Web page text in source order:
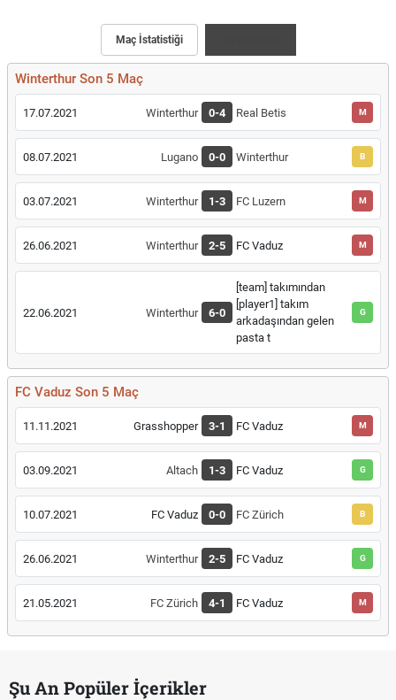
Maç İstatistiği
Winterthur Son 5 Maç
17.07.2021 Winterthur 0-4 Real Betis M
08.07.2021 Lugano 0-0 Winterthur B
03.07.2021 Winterthur 1-3 FC Luzern M
26.06.2021 Winterthur 2-5 FC Vaduz M
22.06.2021 Winterthur 6-0
[team] takımından
[player1] takım
arkadaşından gelen
pasta t
G
FC Vaduz Son 5 Maç
11.11.2021 Grasshopper 3-1 FC Vaduz M
03.09.2021 Altach 1-3 FC Vaduz G
10.07.2021 FC Vaduz 0-0 FC Zürich B
26.06.2021 Winterthur 2-5 FC Vaduz G
21.05.2021 FC Zürich 4-1 FC Vaduz M
Şu An Popüler İçerikler